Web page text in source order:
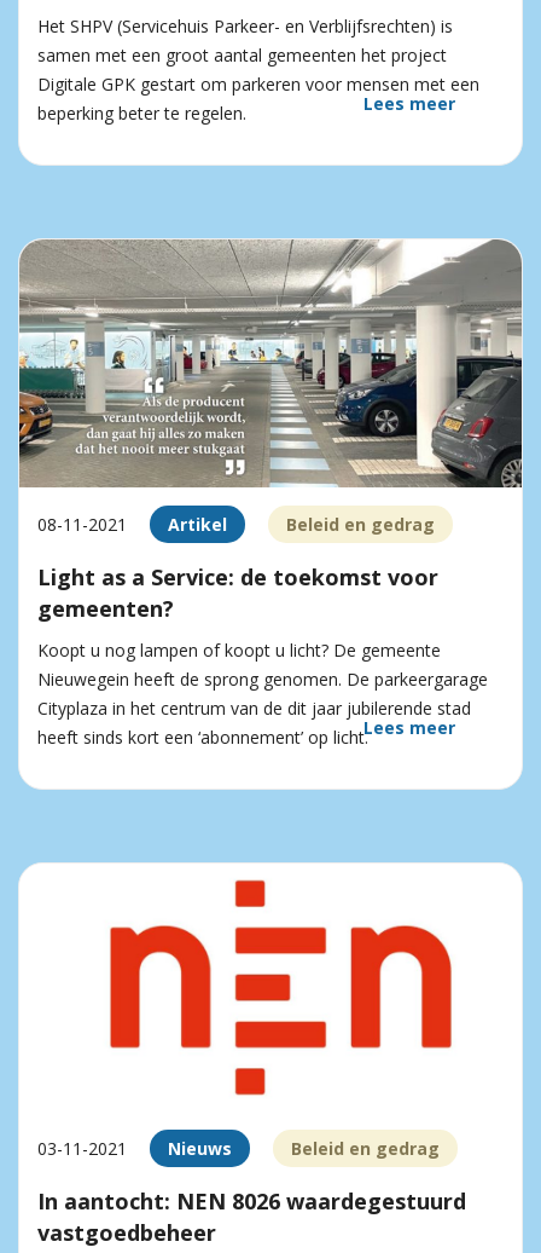
Het SHPV (Servicehuis Parkeer- en Verblijfsrechten) is
samen met een groot aantal gemeenten het project
Digitale GPK gestart om parkeren voor mensen met een
beperking beter te regelen.
Lees meer
08-11-2021 Artikel Beleid en gedrag
Light as a Service: de toekomst voor
gemeenten?
Koopt u nog lampen of koopt u licht? De gemeente
Nieuwegein heeft de sprong genomen. De parkeergarage
Cityplaza in het centrum van de dit jaar jubilerende stad
heeft sinds kort een ‘abonnement’ op licht.Lees meer
03-11-2021 Nieuws Beleid en gedrag
In aantocht: NEN 8026 waardegestuurd
vastgoedbeheer